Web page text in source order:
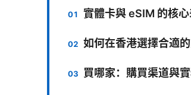
實體卡與 eSIM 的核
如何在香港選擇合適
買哪家：購買渠道與